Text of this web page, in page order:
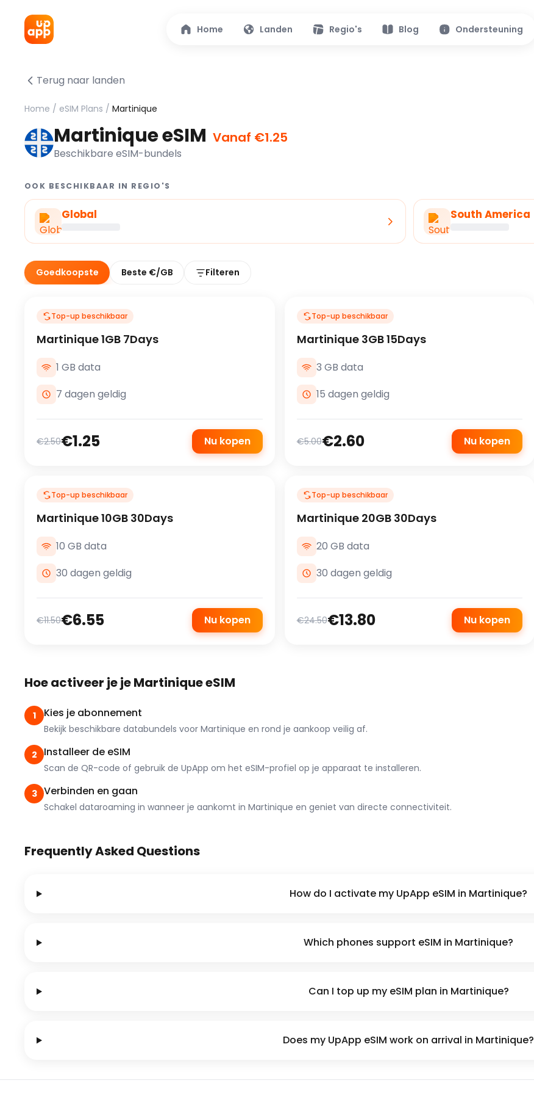
Home Landen Regio's Blog Ondersteuning
Terug naar landen
Home / eSIM Plans / Martinique
Martinique eSIM Vanaf €1.25
Beschikbare eSIM-bundels
OOK BESCHIKBAAR IN REGIO'S
Global South America
Goedkoopste Beste €/GB Filteren
Top-up beschikbaar
Martinique 1GB 7Days
1 GB data
7 dagen geldig
€2.50€1.25 Nu kopen
Top-up beschikbaar
Martinique 3GB 15Days
3 GB data
15 dagen geldig
€5.00€2.60 Nu kopen
Top-up beschikbaar
Martinique 10GB 30Days
10 GB data
30 dagen geldig
€11.50€6.55 Nu kopen
Top-up beschikbaar
Martinique 20GB 30Days
20 GB data
30 dagen geldig
€24.50€13.80 Nu kopen
Hoe activeer je je Martinique eSIM
1 Kies je abonnement
Bekijk beschikbare databundels voor Martinique en rond je aankoop veilig af.
2 Installeer de eSIM
Scan de QR-code of gebruik de UpApp om het eSIM-profiel op je apparaat te installeren.
3 Verbinden en gaan
Schakel dataroaming in wanneer je aankomt in Martinique en geniet van directe connectiviteit.
Frequently Asked Questions
How do I activate my UpApp eSIM in Martinique?
Which phones support eSIM in Martinique?
Can I top up my eSIM plan in Martinique?
Does my UpApp eSIM work on arrival in Martinique?